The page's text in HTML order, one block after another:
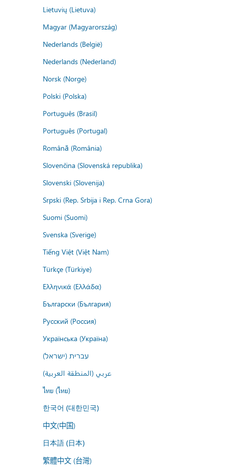
Lietuvių (Lietuva)
Magyar (Magyarország)
Nederlands (België)
Nederlands (Nederland)
Norsk (Norge)
Polski (Polska)
Português (Brasil)
Português (Portugal)
Română (România)
Slovenčina (Slovenská republika)
Slovenski (Slovenija)
Srpski (Rep. Srbija i Rep. Crna Gora)
Suomi (Suomi)
Svenska (Sverige)
Tiếng Việt (Việt Nam)
Türkçe (Türkiye)
Ελληνικά (Ελλάδα)
Български (България)
Русский (Россия)
Українська (Україна)
עברית (ישראל)
عربي (المنطقة العربية)
ไทย (ไทย)
한국어 (대한민국)
中文(中国)
日本語 (日本)
繁體中文 (台灣)